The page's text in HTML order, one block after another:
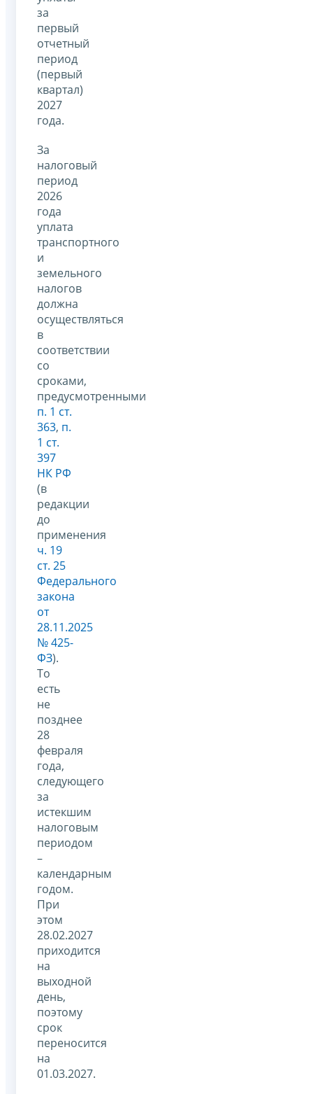
за
первый
отчетный
период
(первый
квартал)
2027
года.
За
налоговый
период
2026
года
уплата
транспортного
и
земельного
налогов
должна
осуществляться
в
соответствии
со
сроками,
предусмотренными
п. 1 ст.
363, п.
1 ст.
397
НК РФ
(в
редакции
до
применения
ч. 19
ст. 25
Федерального
закона
от
28.11.2025
№ 425-
ФЗ).
То
есть
не
позднее
28
февраля
года,
следующего
за
истекшим
налоговым
периодом
–
календарным
годом.
При
этом
28.02.2027
приходится
на
выходной
день,
поэтому
срок
переносится
на
01.03.2027.